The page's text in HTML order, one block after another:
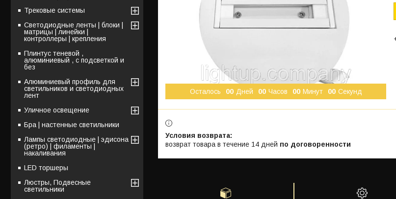
Осталось 00 Дней 00 Часов 00 Минут 00 Секунд
возврат товара в течение 14 дней по договоренности
Трековые системы
Светодиодные ленты | блоки |
матрицы | линейки |
контроллеры | крепления
Плинтус теневой ,
алюминиевый , с подсветкой и
без
Алюминиевый профиль для
светильников и светодиодных
лент
Уличное освещение
Бра | настенные светильники
Лампы светодиодные | эдисона
(ретро) | филаменты |
накаливания
LED торшеры
Люстры, Подвесные
светильники